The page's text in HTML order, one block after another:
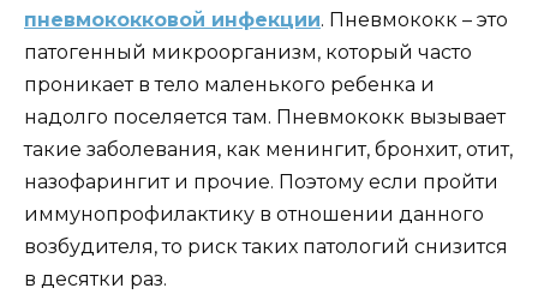
пневмококковой инфекции. Пневмококк – это
патогенный микроорганизм, который часто
проникает в тело маленького ребенка и
надолго поселяется там. Пневмококк вызывает
такие заболевания, как менингит, бронхит, отит,
назофарингит и прочие. Поэтому если пройти
иммунопрофилактику в отношении данного
возбудителя, то риск таких патологий снизится
в десятки раз.